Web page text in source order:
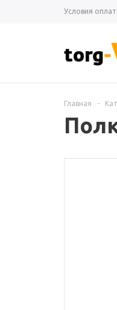
Условия
Главная -